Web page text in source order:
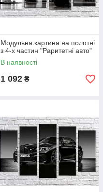
Модульна картина на полотні
з 4-х частин "Раритетні авто"
В наявності
1 092 ₴